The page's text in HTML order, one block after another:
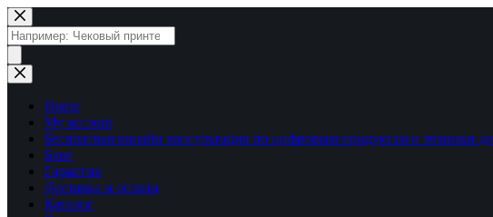
Перейти
к
сути
Поиск
товаров
Home
My account
Бесплатная онлайн консультация по цифровым продуктам и техники
Блог
Гарантия
Доставка и оплата
Каталог